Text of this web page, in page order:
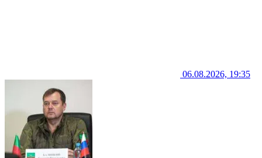
06.08.2026, 19:35